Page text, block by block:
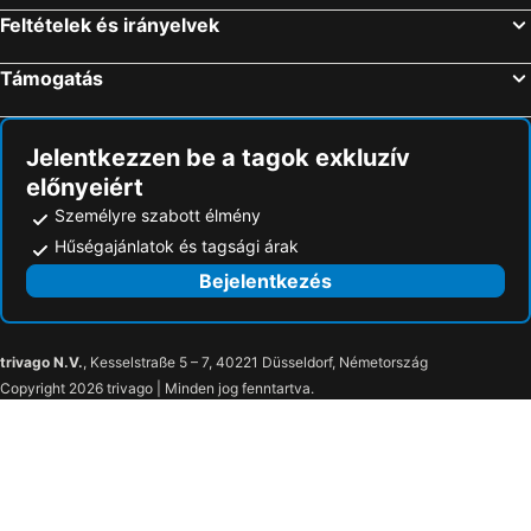
Villa Toni
Apartments Dolac
Hotel Hygge
Emma & Toni
Camping Mia
Apartments Jerina
Alba
Gebetsroither - Camping Soline
Mobile Homes Punta
Kolan Tengerparti szállások
Seget Tengerparti szállások
Seget Vranjica Tengerparti szállások
Ražanac Tengerparti szállások
Posedarje Tengerparti szállások
Feltételek és irányelvek
Támogatás
Jelentkezzen be a tagok exkluzív
előnyeiért
Személyre szabott élmény
Hűségajánlatok és tagsági árak
Bejelentkezés
trivago N.V., Kesselstraße 5 – 7, 40221 Düsseldorf, Németország
Copyright 2026 trivago | Minden jog fenntartva.